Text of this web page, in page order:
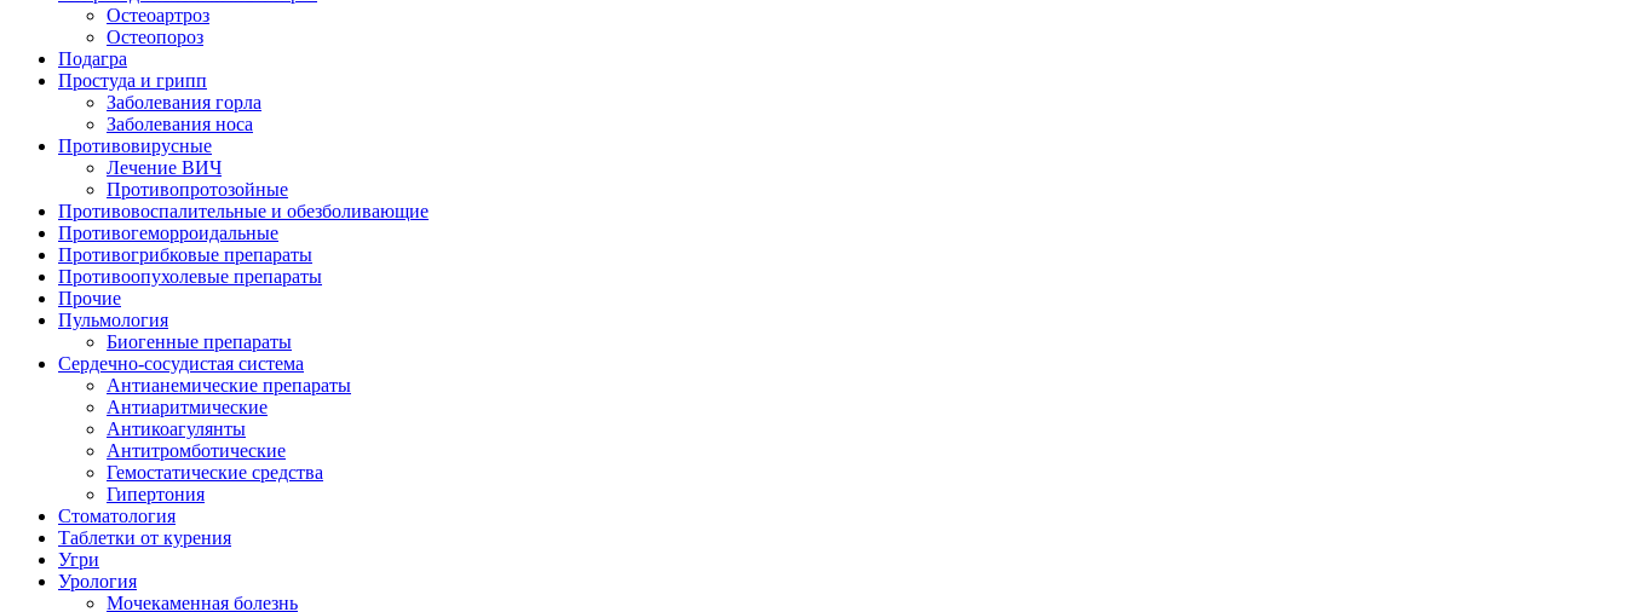
Остеоартроз
Остеопороз
Подагра
Простуда и грипп
Заболевания горла
Заболевания носа
Противовирусные
Лечение ВИЧ
Противопротозойные
Противовоспалительные и обезболивающие
Противогеморроидальные
Противогрибковые препараты
Противоопухолевые препараты
Прочие
Пульмология
Биогенные препараты
Сердечно-сосудистая система
Антианемические препараты
Антиаритмические
Антикоагулянты
Антитромботические
Гемостатические средства
Гипертония
Стоматология
Таблетки от курения
Угри
Урология
Мочекаменная болезнь